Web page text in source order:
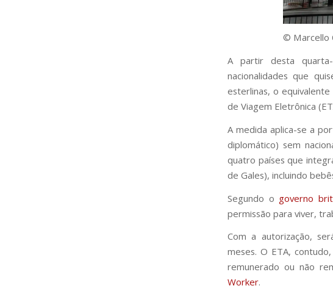
© Marcello
A partir desta
nacionalidades que
esterlinas, o
de Viagem Eletrônica
A medida aplica-se a
diplomático) sem
quatro países que
de Gales), incluindo
Segundo o governo
permissão para viver,
Com a autorização,
meses. O ETA,
remunerado ou não
Worker.